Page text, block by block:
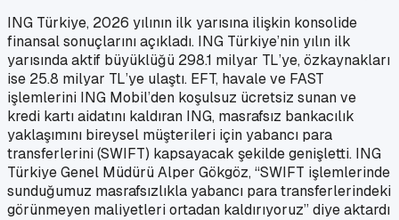
ING Türkiye, 2026 yılının ilk yarısına ilişkin konsolide
finansal sonuçlarını açıkladı. ING Türkiye’nin yılın ilk
yarısında aktif büyüklüğü 298.1 milyar TL’ye, özkaynakları
ise 25.8 milyar TL’ye ulaştı. EFT, havale ve FAST
işlemlerini ING Mobil’den koşulsuz ücretsiz sunan ve
kredi kartı aidatını kaldıran ING, masrafsız bankacılık
yaklaşımını bireysel müşterileri için yabancı para
transferlerini (SWIFT) kapsayacak şekilde genişletti. ING
Türkiye Genel Müdürü Alper Gökgöz, “SWIFT işlemlerinde
sunduğumuz masrafsızlıkla yabancı para transferlerindeki
görünmeyen maliyetleri ortadan kaldırıyoruz” diye aktardı